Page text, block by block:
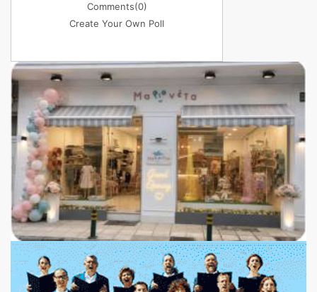
Comments(0)
Create Your Own Poll